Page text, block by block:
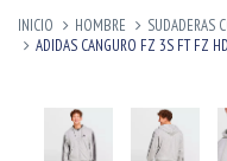
INICIO HOMBRE
SUDADERAS
ADIDAS CANGURO FZ 3S FT FZ